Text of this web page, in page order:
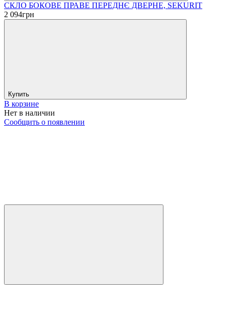
СКЛО БОКОВЕ ПРАВЕ ПЕРЕДНЄ ДВЕРНЕ, SEKURIT
2 094грн
Купить
В корзине
Нет в наличии
Сообщить о появлении